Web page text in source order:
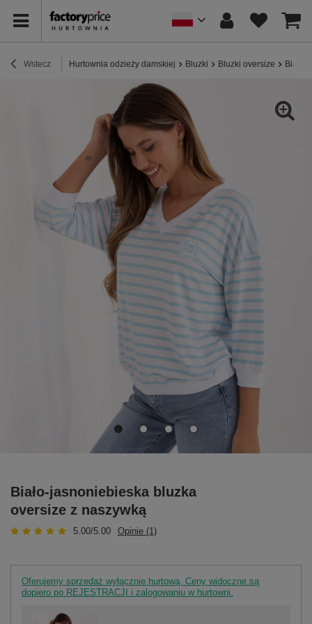
Wstecz Hurtownia odzieży damskiej Bluzki Bluzki oversize Biało-
Biało-jasnoniebieska bluzka
oversize z naszywką
5.00/5.00 Opinie (1)
Oferujemy sprzedaż wyłącznie hurtową. Ceny widoczne są
dopiero po REJESTRACJI i zalogowaniu w hurtowni.